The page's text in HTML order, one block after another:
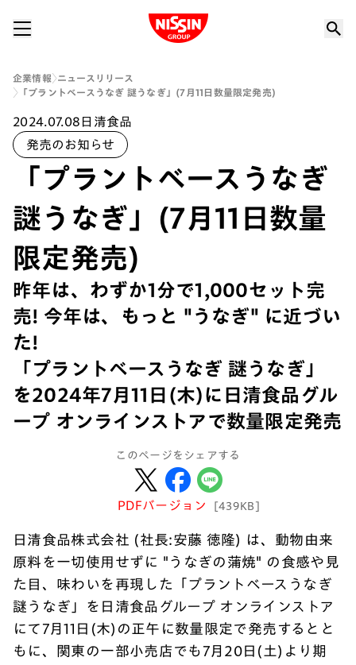
Nissin Group
企業情報
ニュースリリース
「プラントベースうなぎ 謎うなぎ」(7月11日数量限定発売)
2024.07.08 日清食品
発売のお知らせ
「プラントベースうなぎ
謎うなぎ」(7月11日数量
限定発売)
昨年は、わずか1分で1,000セット完
売! 今年は、もっと "うなぎ" に近づい
た!
「プラントベースうなぎ 謎うなぎ」
を2024年7月11日(木)に日清食品グル
ープ オンラインストアで数量限定発売
このページをシェアする
PDFバージョン [439KB]
日清食品株式会社 (社長:安藤 徳隆) は、動物由来
原料を一切使用せずに "うなぎの蒲焼" の食感や見
た目、味わいを再現した「プラントベースうなぎ
謎うなぎ」を日清食品グループ オンラインストア
にて7月11日(木)の正午に数量限定で発売するとと
もに、関東の一部小売店でも7月20日(土)より期